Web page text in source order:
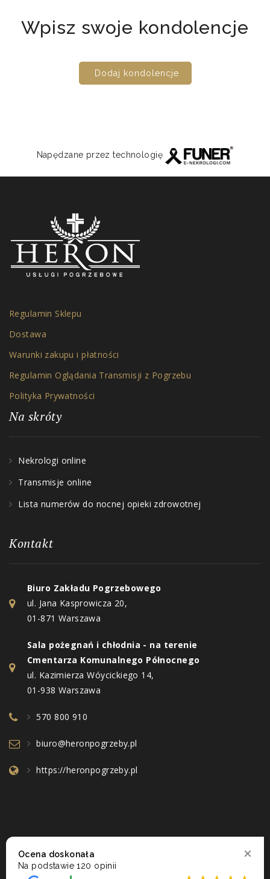
Wpisz swoje kondolencje
Dodaj kondolencje
Napędzane przez technologię
Regulamin Sklepu
Dostawa
Warunki zakupu i płatności
Regulamin Oglądania Transmisji z Pogrzebu
Polityka Prywatności
Na skróty
Nekrologi online
Transmisje online
Lista numerów do nocnej opieki zdrowotnej
Kontakt
Biuro Zakładu Pogrzebowego
ul. Jana Kasprowicza 20,
01-871 Warszawa
Sala pożegnań i chłodnia - na terenie
Cmentarza Komunalnego Północnego
ul. Kazimierza Wóycickiego 14,
01-938 Warszawa
570 800 910
biuro@heronpogrzeby.pl
https://heronpogrzeby.pl
Ocena doskonała
Na podstawie120 opinii